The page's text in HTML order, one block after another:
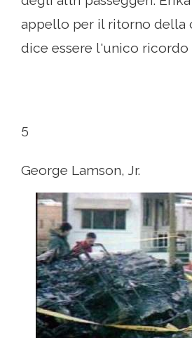
appello per il ritorno della
dice essere l'unico ricordo
5
George Lamson, Jr.